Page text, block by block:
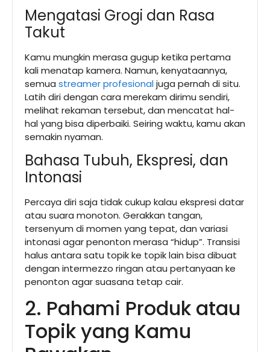
Mengatasi Grogi dan Rasa
Takut
Kamu mungkin merasa gugup ketika pertama
kali menatap kamera. Namun, kenyataannya,
semua streamer profesionaljuga pernah di situ.
Latih diri dengan cara merekam dirimu sendiri,
melihat rekaman tersebut, dan mencatat hal-
hal yang bisa diperbaiki. Seiring waktu, kamu akan
semakin nyaman.
Bahasa Tubuh, Ekspresi, dan
Intonasi
Percaya diri saja tidak cukup kalau ekspresi datar
atau suara monoton. Gerakkan tangan,
tersenyum di momen yang tepat, dan variasi
intonasi agar penonton merasa “hidup”. Transisi
halus antara satu topik ke topik lain bisa dibuat
dengan intermezzo ringan atau pertanyaan ke
penonton agar suasana tetap cair.
2. Pahami Produk atau
Topik yang Kamu